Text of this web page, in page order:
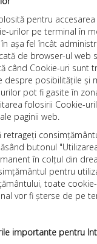
pentru
urilor pe terminal în
așa fel încât
de browser-ul web
când Cookie-uri sunt
despre posibilitățile și
pot fi gasite în
folosirii Cookie-
paginii web.
retrageți
butonul
în colțul din
pentru
toate
vor fi șterse de pe
importante pentru